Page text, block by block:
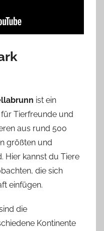
ist ein
Tierfreunde und
aus rund 500
größten und
Hier kannst du Tiere
die sich
einfügen.
die
Kontinente